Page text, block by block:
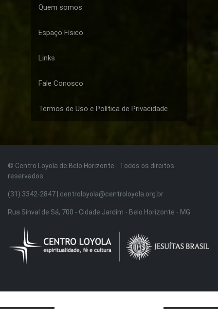
Quem somos
Espaço Físico
Links
Fale Conosco
Termos de Uso e Política de Privacidade
© Centro Loyola de Belo Horizonte · Todos os direitos
reservados.
(31) 3342-2847 | centroloyola@centroloyola.org.br
Rua Sinval de Sá, 700 - Cidade Jardim - Belo Horizonte - MG